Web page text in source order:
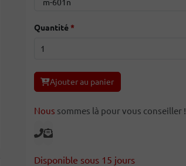
Quantité
Ajouter au panier
Nous sommes là pour vous conseiller !
Disponible sous 15 jours